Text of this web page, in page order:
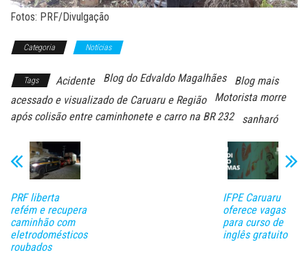
Fotos: PRF/Divulgação
Categoria Notícias
Tags Acidente Blog do Edvaldo Magalhães
Blog mais
acessado e visualizado de Caruaru e Região
Motorista morre
após colisão entre caminhonete e carro na BR 232
sanharó
PRF liberta
refém e recupera
caminhão com
eletrodomésticos
roubados
IFPE Caruaru
oferece vagas
para curso de
inglês gratuito